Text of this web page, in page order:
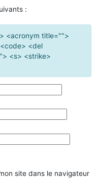
:
<acronym title="">
<del
<s> <strike>
site dans le navigateur